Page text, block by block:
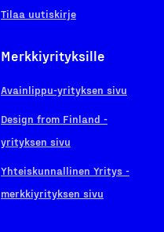
Tilaa uutiskirje
Merkkiyrityksille
Avainlippu-yrityksen sivu
Design from Finland -
yrityksen sivu
Yhteiskunnallinen Yritys -
merkkiyrityksen sivu